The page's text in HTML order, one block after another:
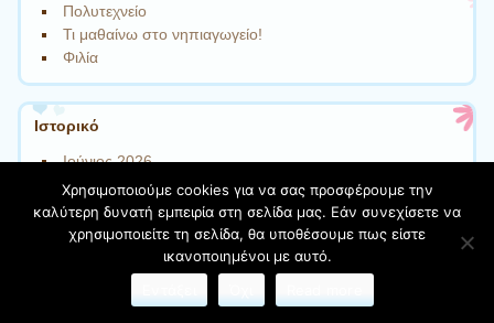
Πολυτεχνείο
Τι μαθαίνω στο νηπιαγωγείο!
Φιλία
Ιστορικό
Ιούνιος 2026
Μάιος 2026
Απρίλιος 2026
Μάρτιος 2026
Φεβρουάριος 2026
Ιανουάριος 2026
Δεκέμβριος 2025
Χρησιμοποιούμε cookies για να σας προσφέρουμε την
καλύτερη δυνατή εμπειρία στη σελίδα μας. Εάν συνεχίσετε να
χρησιμοποιείτε τη σελίδα, θα υποθέσουμε πως είστε
ικανοποιημένοι με αυτό.